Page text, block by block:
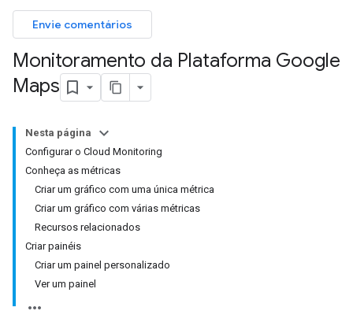
Envie comentários
Monitoramento da Plataforma Google
Maps
Nesta página
Configurar o Cloud Monitoring
Conheça as métricas
Criar um gráfico com uma única métrica
Criar um gráfico com várias métricas
Recursos relacionados
Criar painéis
Criar um painel personalizado
Ver um painel